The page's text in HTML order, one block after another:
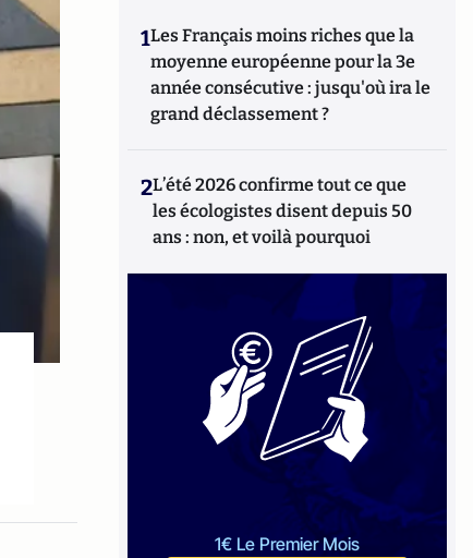
1Les Français moins riches que la
moyenne européenne pour la 3e
année consécutive : jusqu'où ira le
grand déclassement ?
2L’été 2026 confirme tout ce que
les écologistes disent depuis 50
ans : non, et voilà pourquoi
1€ Le Premier Mois